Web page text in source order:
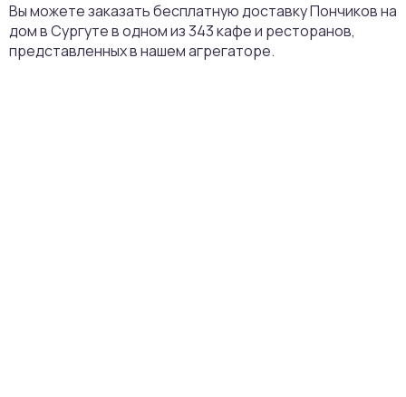
Вы можете заказать бесплатную доставку Пончиков на
дом в Сургуте в одном из 343 кафе и ресторанов,
представленных в нашем агрегаторе.